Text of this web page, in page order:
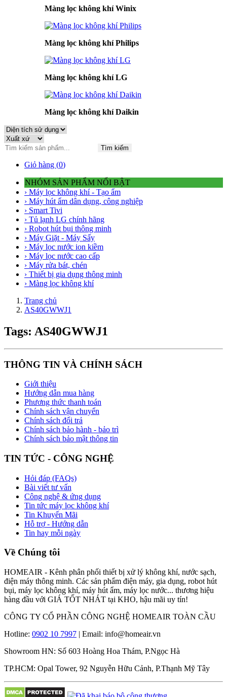
Màng lọc không khí Winix
Màng lọc không khí Philips
Màng lọc không khí LG
Màng lọc không khí Daikin
Tìm kiếm
Giỏ hàng (0)
NHÓM SẢN PHẨM NỔI BẬT
› Máy lọc không khí - Tạo ẩm
› Máy hút ẩm dân dụng, công nghiệp
› Smart Tivi
› Tủ lạnh LG chính hãng
› Robot hút bụi thông minh
› Máy Giặt - Máy Sấy
› Máy lọc nước ion kiềm
› Máy lọc nước cao cấp
› Máy rửa bát, chén
› Thiết bị gia dụng thông minh
› Màng lọc không khí
Trang chủ
AS40GWWJ1
Tags: AS40GWWJ1
THÔNG TIN VÀ CHÍNH SÁCH
Giới thiệu
Hướng dẫn mua hàng
Phương thức thanh toán
Chính sách vận chuyển
Chính sách đổi trả
Chính sách bảo hành - bảo trì
Chính sách bảo mật thông tin
TIN TỨC - CÔNG NGHỆ
Hỏi đáp (FAQs)
Bài viết tư vấn
Công nghệ & ứng dụng
Tin tức máy lọc không khí
Tin Khuyến Mãi
Hỗ trợ - Hướng dẫn
Tin hay mỗi ngày
Về Chúng tôi
HOMEAIR - Kênh phân phối thiết bị xử lý không khí, nước sạch,
điện máy thông minh. Các sản phẩm điện máy, gia dụng, robot hút
bụi, máy lọc không khí, máy hút ẩm, máy lọc nước... thương hiệu
hàng đầu với GIÁ TỐT NHÁT tại KHO, hậu mãi uy tín!
CÔNG TY CỔ PHẦN CÔNG NGHỆ HOMEAIR TOÀN CẦU
Hotline: 0902 10 7997 | Email: info@homeair.vn
Showroom HN: Số 603 Hoàng Hoa Thám, P.Ngọc Hà
TP.HCM: Opal Tower, 92 Nguyễn Hữu Cảnh, P.Thạnh Mỹ Tây